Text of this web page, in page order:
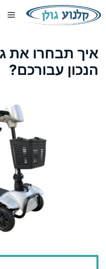
לדלג
לתוכן
איך תבחרו את
הנכון עבורכם?